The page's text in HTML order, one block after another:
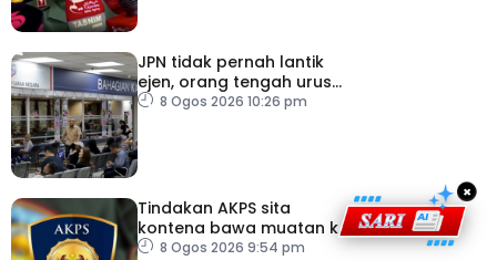
JPN tidak pernah lantik
ejen, orang tengah urus
dokumentasi
8 Ogos 2026 10:26 pm
Tindakan AKPS sita
kontena bawa muatan ke
Israel bukti ketegasan
8 Ogos 2026 9:54 pm
×